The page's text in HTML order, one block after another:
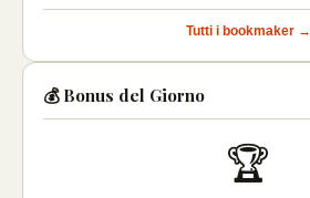
Tutti i bookmaker →
💰 Bonus del Giorno
🏆